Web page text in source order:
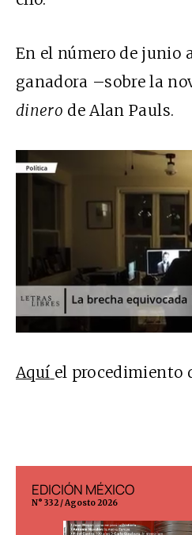
En el número de junio
ganadora –sobre la
dinero de Alan Pauls.
Aquí el procedimiento
EDICIÓN MÉXICO
N° 332 / Agosto 2026